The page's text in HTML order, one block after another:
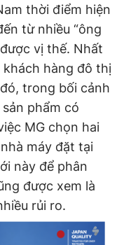
thời điểm hiện
từ nhiều “ông
vị thế. Nhất
khách hàng đô thị
trong bối cảnh
phẩm có
MG chọn hai
máy đặt tại
này để phân
được xem là
rủi ro.